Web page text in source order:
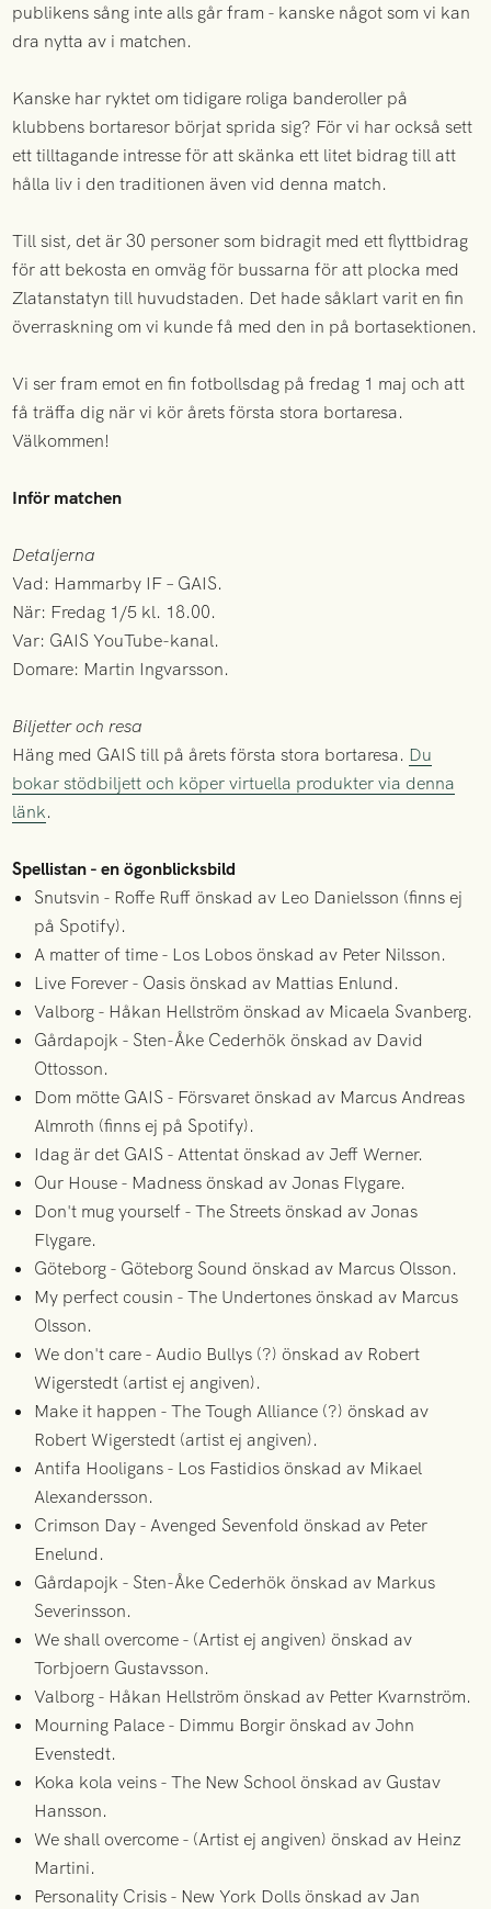
publikens sång inte alls går fram - kanske något som vi kan
dra nytta av i matchen.
Kanske har ryktet om tidigare roliga banderoller på
klubbens bortaresor börjat sprida sig? För vi har också sett
ett tilltagande intresse för att skänka ett litet bidrag till att
hålla liv i den traditionen även vid denna match.
Till sist, det är 30 personer som bidragit med ett flyttbidrag
för att bekosta en omväg för bussarna för att plocka med
Zlatanstatyn till huvudstaden. Det hade såklart varit en fin
överraskning om vi kunde få med den in på bortasektionen.
Vi ser fram emot en fin fotbollsdag på fredag 1 maj och att
få träffa dig när vi kör årets första stora bortaresa.
Välkommen!
Inför matchen
Detaljerna
Vad: Hammarby IF – GAIS.
När: Fredag 1/5 kl. 18.00.
Var: GAIS YouTube-kanal.
Domare: Martin Ingvarsson.
Biljetter och resa
Häng med GAIS till på årets första stora bortaresa. Du
bokar stödbiljett och köper virtuella produkter via denna
länk.
Spellistan - en ögonblicksbild
Snutsvin - Roffe Ruff önskad av Leo Danielsson (finns ej
på Spotify).
A matter of time - Los Lobos önskad av Peter Nilsson.
Live Forever - Oasis önskad av Mattias Enlund.
Valborg - Håkan Hellström önskad av Micaela Svanberg.
Gårdapojk - Sten-Åke Cederhök önskad av David
Ottosson.
Dom mötte GAIS - Försvaret önskad av Marcus Andreas
Almroth (finns ej på Spotify).
Idag är det GAIS - Attentat önskad av Jeff Werner.
Our House - Madness önskad av Jonas Flygare.
Don't mug yourself - The Streets önskad av Jonas
Flygare.
Göteborg - Göteborg Sound önskad av Marcus Olsson.
My perfect cousin - The Undertones önskad av Marcus
Olsson.
We don't care - Audio Bullys (?) önskad av Robert
Wigerstedt (artist ej angiven).
Make it happen - The Tough Alliance (?) önskad av
Robert Wigerstedt (artist ej angiven).
Antifa Hooligans - Los Fastidios önskad av Mikael
Alexandersson.
Crimson Day - Avenged Sevenfold önskad av Peter
Enelund.
Gårdapojk - Sten-Åke Cederhök önskad av Markus
Severinsson.
We shall overcome - (Artist ej angiven) önskad av
Torbjoern Gustavsson.
Valborg - Håkan Hellström önskad av Petter Kvarnström.
Mourning Palace - Dimmu Borgir önskad av John
Evenstedt.
Koka kola veins - The New School önskad av Gustav
Hansson.
We shall overcome - (Artist ej angiven) önskad av Heinz
Martini.
Personality Crisis - New York Dolls önskad av Jan